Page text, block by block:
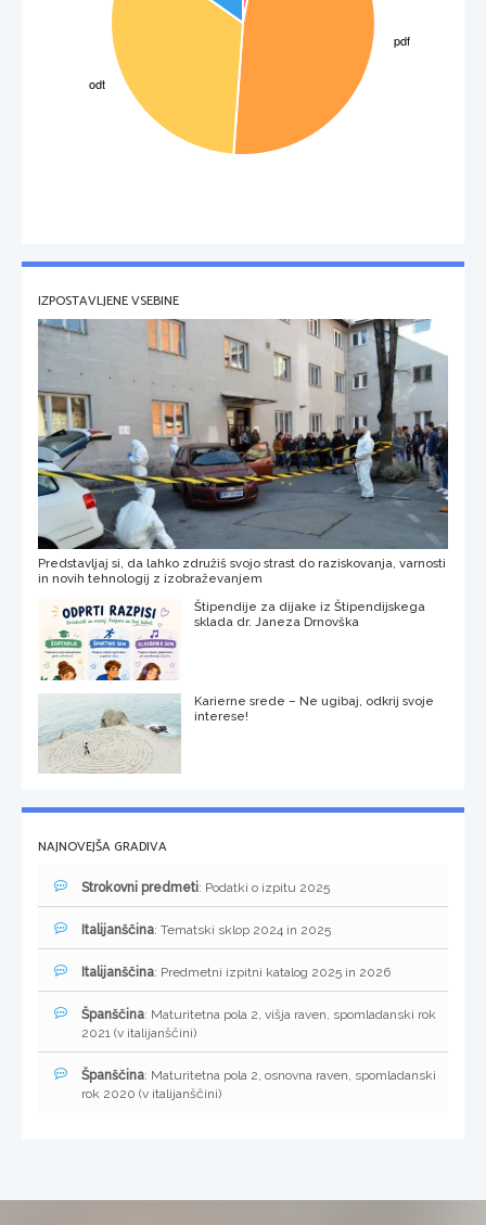
IZPOSTAVLJENE VSEBINE
Predstavljaj si, da lahko združiš svojo strast do raziskovanja, varnosti
in novih tehnologij z izobraževanjem
Štipendije za dijake iz Štipendijskega
sklada dr. Janeza Drnovška
Karierne srede – Ne ugibaj, odkrij svoje
interese!
NAJNOVEJŠA GRADIVA
Strokovni predmeti: Podatki o izpitu 2025
Italijanščina: Tematski sklop 2024 in 2025
Italijanščina: Predmetni izpitni katalog 2025 in 2026
Španščina: Maturitetna pola 2, višja raven, spomladanski rok
2021 (v italijanščini)
Španščina: Maturitetna pola 2, osnovna raven, spomladanski
rok 2020 (v italijanščini)